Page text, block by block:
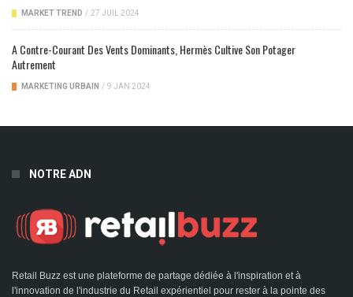
MARKET TREND / 27 JUIL 2024
A Contre-Courant Des Vents Dominants, Hermès Cultive Son Potager
Autrement
MARKETING URBAIN / 9 JAN 2024
NOTRE ADN
Retail Buzz est une plateforme de partage dédiée à l'inspiration et à
l'innovation de l'industrie du Retail expérientiel pour rester à la pointe des